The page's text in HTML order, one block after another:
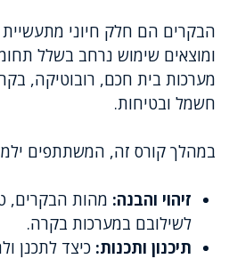
הבקרים הם חלק חיוני מתעשיית
ומוצאים שימוש נרחב בשלל
מערכות בית חכם, רובוטיקה,
חשמל ובטיחות.
במהלך קורס זה, המשתתפים
זיהוי והבנה: מהות הבקרים,
לשילובם במערכות בקרה.
תיכנון ותכנות: כיצד לתכנן